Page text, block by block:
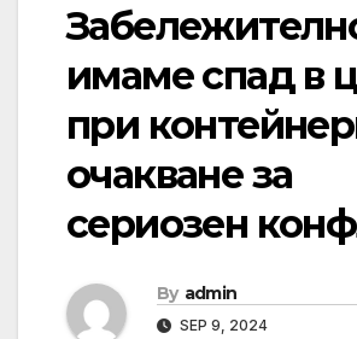
имаме спад в
при
очакване за
сериозен
By admin
SEP 9, 2024